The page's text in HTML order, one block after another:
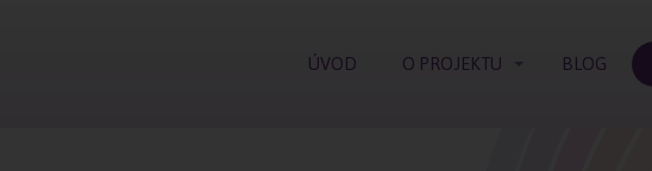
ÚVOD O PROJEKTU BLOG